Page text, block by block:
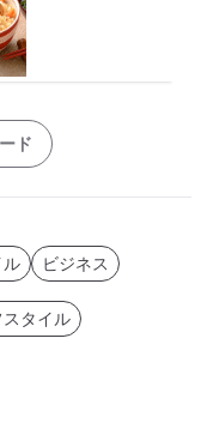
ド
ル ビジネス
タイル